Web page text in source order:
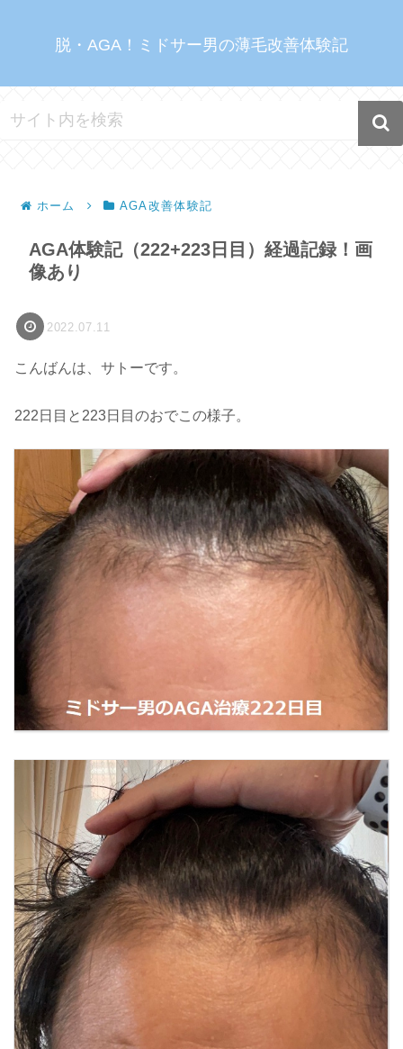
脱・AGA！ミドサー男の薄毛改善体験記
ホーム AGA改善体験記
AGA体験記（222+223日目）経過記録！画
像あり
2022.07.11
こんばんは、サトーです。
222日目と223日目のおでこの様子。